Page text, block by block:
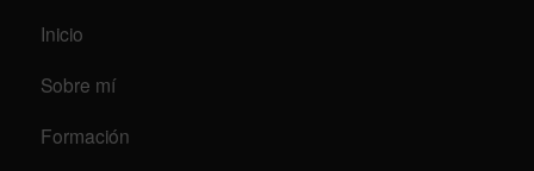
Inicio
Sobre mí
Formación